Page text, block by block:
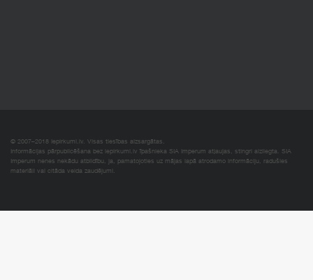
© 2007–2018 Iepirkumi.lv. Visas tiesības aizsargātas.
Informācijas pārpublicēšana bez iepirkumi.lv īpašnieka SIA Imperum atļaujas, stingri aizliegta. SIA
Imperum nenes nekādu atbildību, ja, pamatojoties uz mājas lapā atrodamo informāciju, radušies
materiāli vai citāda veida zaudējumi.